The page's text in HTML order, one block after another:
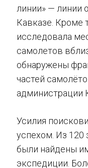
линии» — линии
Кавказе. Кроме
исследовала
самолетов
обнаружены
частей
администрации
Усилия
успехом. Из 120
были найдены
экспедиции.